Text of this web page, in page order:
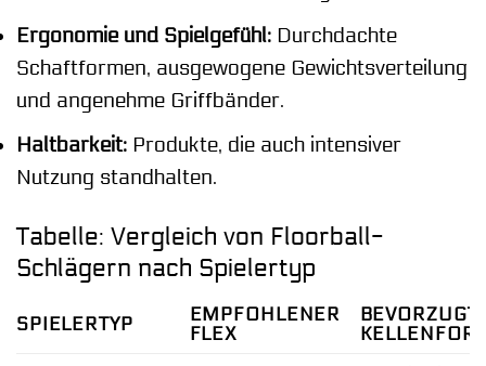
Ergonomie und Spielgefühl: Durchdachte
Schaftformen, ausgewogene Gewichtsverteilung
und angenehme Griffbänder.
Haltbarkeit: Produkte, die auch intensiver
Nutzung standhalten.
Tabelle: Vergleich von Floorball-
Schlägern nach Spielertyp
SPIELERTYP
EMPFOHLENER
FLEX